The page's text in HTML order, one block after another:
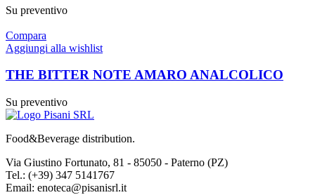
Su preventivo
Compara
Aggiungi alla wishlist
THE BITTER NOTE AMARO ANALCOLICO
Su preventivo
Food&Beverage distribution.
Via Giustino Fortunato, 81 - 85050 - Paterno (PZ)
Tel.: (+39) 347 5141767
Email: enoteca@pisanisrl.it